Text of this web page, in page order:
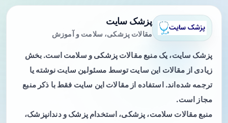
پزشک سایت
مقالات پزشکی، سلامت و آموزش
پزشک سایت، یک منبع مقالات پزشکی و سلامت است. بخش
زیادی از مقالات این سایت توسط مسئولین سایت نوشته یا
ترجمه شده‌اند. استفاده از مقالات این سایت فقط با ذکر منبع
مجاز است.
منبع مقالات سلامت، پزشکی، استخدام پزشک و دندانپزشک،